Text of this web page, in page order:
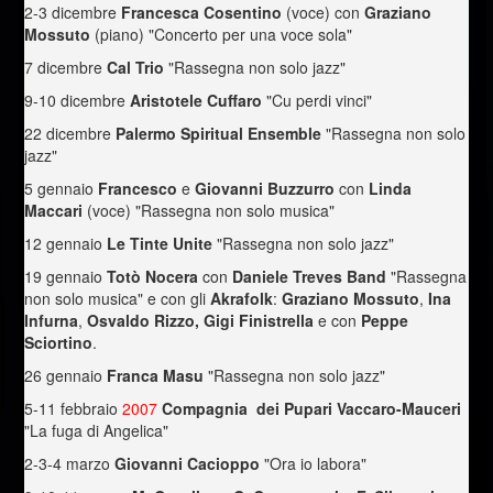
2-3 dicembre Francesca Cosentino (voce) conGraziano
Mossuto (piano) "Concerto per una voce sola"
7 dicembreCal Trio"Rassegna non solo jazz"
9-10 dicembreAristotele Cuffaro"Cu perdi vinci"
22 dicembre Palermo Spiritual Ensemble"Rassegna non solo
jazz"
5 gennaio FrancescoeGiovanni Buzzurrocon Linda
Maccari (voce) "Rassegna non solo musica"
12 gennaio Le Tinte Unite"Rassegna non solo jazz"
19 gennaioTotò Noceracon Daniele Treves Band"Rassegna
non solo musica" e con gliAkrafolk:Graziano Mossuto,Ina
Infurna,Osvaldo Rizzo, Gigi Finistrellae con Peppe
Sciortino.
26 gennaio Franca Masu"Rassegna non solo jazz"
5-11 febbraio2007Compagnia dei Pupari Vaccaro-Mauceri
"La fuga di Angelica"
2-3-4 marzoGiovanni Cacioppo"Ora io labora"